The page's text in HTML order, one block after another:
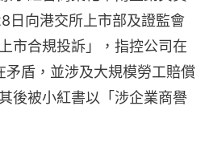
日向港交所上市部及證監會
市合規投訴」，指控公司在
矛盾，並涉及大規模勞工賠償
後被小紅書以「涉企業商譽